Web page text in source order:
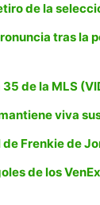
de la
tras la
de la MLS
viva
de Frenkie de
de los